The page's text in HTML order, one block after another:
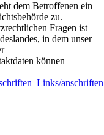
dem Betroffenen ein
zu.
Fragen ist
in dem unser
können